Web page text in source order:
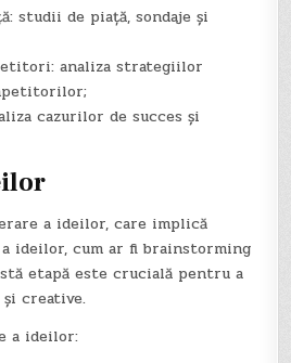
studii de piață, sondaje și
analiza strategiilor
cazurilor de succes și
a ideilor, care implică
ideilor, cum ar fi brainstorming
etapă este crucială pentru a
creative.
a ideilor: